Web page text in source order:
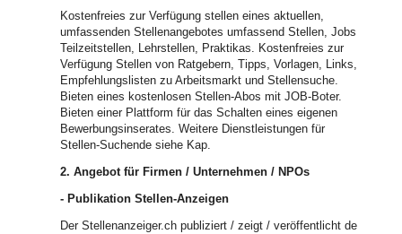
Kostenfreies zur Verfügung stellen eines aktuellen,
umfassenden Stellenangebotes umfassend Stellen, Jobs,
Teilzeitstellen, Lehrstellen, Praktikas. Kostenfreies zur
Verfügung Stellen von Ratgebern, Tipps, Vorlagen, Links,
Empfehlungslisten zu Arbeitsmarkt und Stellensuche.
Bieten eines kostenlosen Stellen-Abos mit JOB-Boter.
Bieten einer Plattform für das Schalten eines eigenen
Bewerbungsinserates. Weitere Dienstleistungen für
Stellen-Suchende siehe Kap.
2. Angebot für Firmen / Unternehmen / NPOs
- Publikation Stellen-Anzeigen
Der Stellenanzeiger.ch publiziert / zeigt / veröffentlicht der